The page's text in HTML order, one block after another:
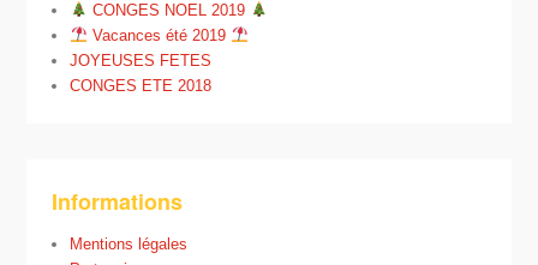
CONGES NOEL 2019
Vacances été 2019
JOYEUSES FETES
CONGES ETE 2018
Informations
Mentions légales